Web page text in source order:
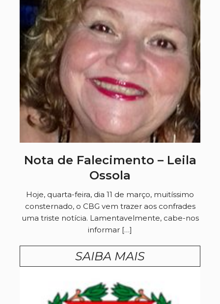
Nota de Falecimento – Leila
Ossola
Hoje, quarta-feira, dia 11 de março, muitíssimo
consternado, o CBG vem trazer aos confrades
uma triste notícia. Lamentavelmente, cabe-nos
informar […]
SAIBA MAIS